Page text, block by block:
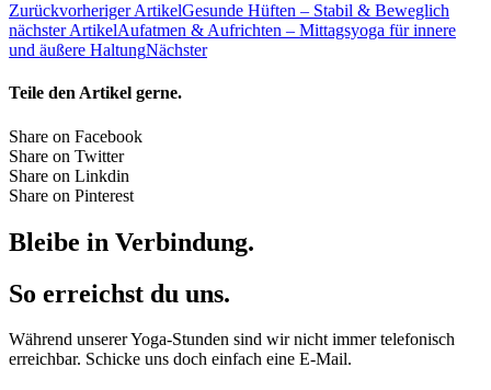
Zurückvorheriger ArtikelGesunde Hüften – Stabil & Beweglich
nächster ArtikelAufatmen & Aufrichten – Mittagsyoga für innere
und äußere HaltungNächster
Teile den Artikel gerne.
Share on Facebook
Share on Twitter
Share on Linkdin
Share on Pinterest
Bleibe in Verbindung.
So erreichst du uns.
Während unserer Yoga-Stunden sind wir nicht immer telefonisch
erreichbar. Schicke uns doch einfach eine E-Mail.